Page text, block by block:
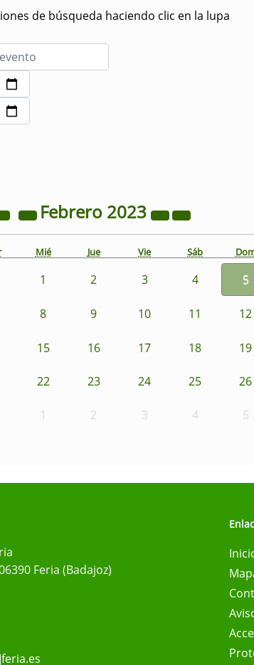
de búsqueda haciendo clic en la lupa
Febrero 2023
Mié Jue Vie Sáb
1 2 3 4 5
8 9 10 11 12
15 16 17 18 19
22 23 24 25 26
1 2 3 4 5
Feria (Badajoz)